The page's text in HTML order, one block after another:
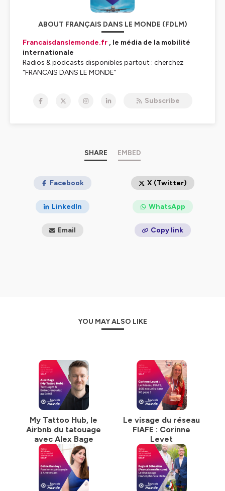
ABOUT FRANÇAIS DANS LE MONDE (FDLM)
Francaisdanslemonde.fr , le média de la mobilité
internationale
Radios & podcasts disponibles partout : cherchez
"FRANCAIS DANS LE MONDE"
Hébergé par Ausha. Visitezausha.co/politique-de-
Subscribe
SHARE EMBED
Facebook X (Twitter)
LinkedIn WhatsApp
Email Copy link
YOU MAY ALSO LIKE
My Tattoo Hub, le
Airbnb du tatouage
avec Alex Bage
Le visage du réseau
FIAFE : Corinne
Levet